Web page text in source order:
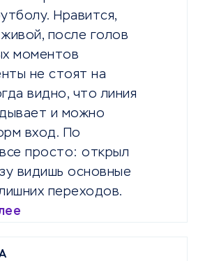
Нравится,
после голов
моментов
не стоят на
видно, что линия
и можно
вход. По
просто: открыл
видишь основные
переходов.